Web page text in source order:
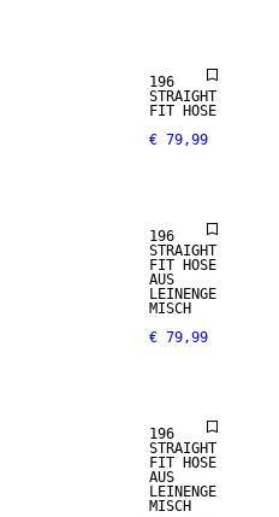
196
STRAIGHT
FIT HOSE
€ 79,99
196
STRAIGHT
FIT HOSE
AUS
LEINENGE
MISCH
€ 79,99
196
STRAIGHT
FIT HOSE
AUS
LEINENGE
MISCH